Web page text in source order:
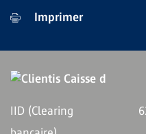
Imprimer
IID (Clearing